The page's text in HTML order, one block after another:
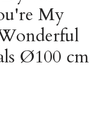
My
Ø100 cm